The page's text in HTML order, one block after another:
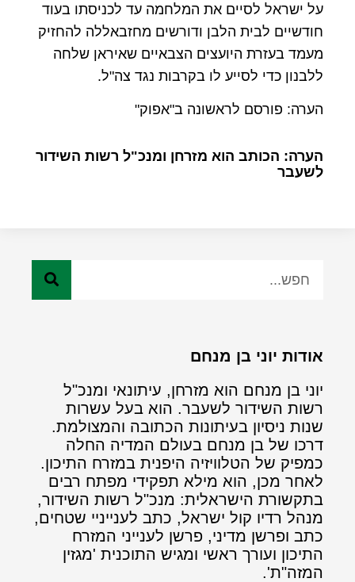
על ישראל לסיים את המלחמה עד לכניסתו בעוד
חודשיים לבית הלבן ודורשים מחזבאללה להחזיק
מעמד בעזרת היועצים הצבאיים שאיראן שלחה
ללבנון כדי לסייע לו בקרבות נגד צה"ל.
הערה: פורסם לראשונה ב"אפוק"
הערה: הכותב הוא מזרחן ומנכ"ל רשות השידור
לשעבר
אודות יוני בן מנחם
יוני בן מנחם הוא מזרחן, עיתונאי ומנכ"ל
רשות השידור לשעבר. הוא בעל עשרות
שנות ניסיון בעיתונות הכתובה והמצולמת.
דרכו של בן מנחם בעולם המדיה החלה
כמפיק של הטלוויזיה היפנית במזרח התיכון.
לאחר מכן, הוא מילא תפקידי מפתח רבים
בתקשורת הישראלית: מנכ"ל רשות השידור,
מנהל רדיו קול ישראל, כתב לענייניי שטחים,
כתב ופרשן מדיני, פרשן לענייני המזרח
התיכון ועורך ראשי ומגיש התוכנית 'מגזין
המזה"ת'.